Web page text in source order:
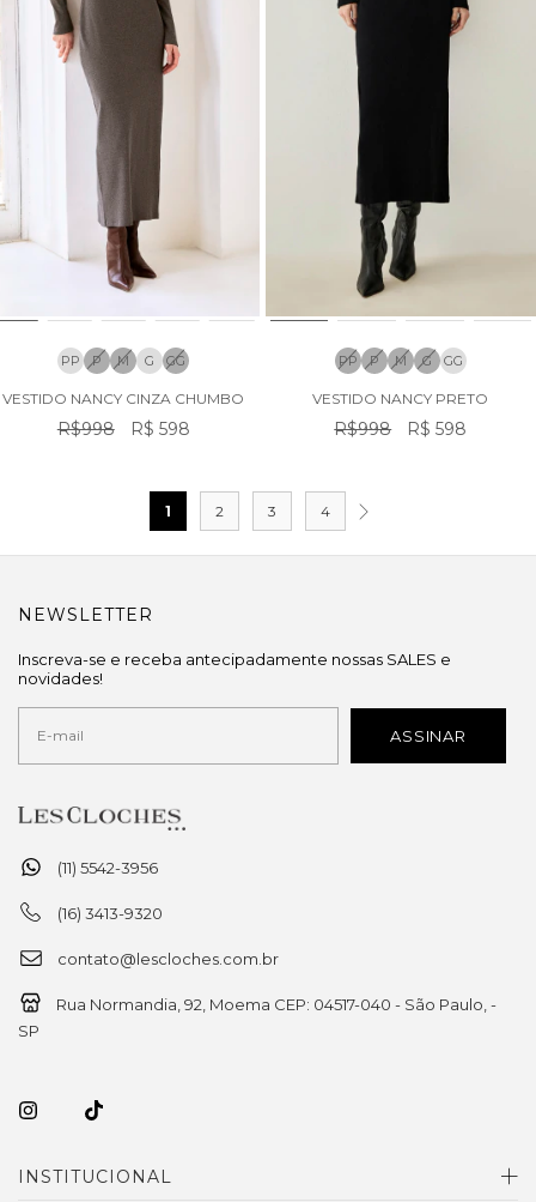
PP P M G GG
VESTIDO NANCY CINZA CHUMBO
R$998 R$ 598
PP P M G GG
VESTIDO NANCY PRETO
R$998 R$ 598
1 2 3 4
(11) 5542-3956
(16) 3413-9320
contato@lescloches.com.br
Rua Normandia, 92, Moema CEP: 04517-040 - São Paulo, -
SP
INSTITUCIONAL
NEWSLETTER
Inscreva-se e receba antecipadamente nossas SALES e
novidades!